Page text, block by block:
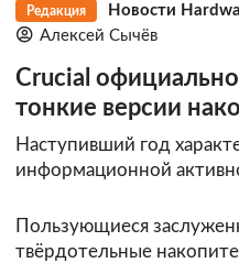
Редакция Новости
Алексей Сычёв
Crucial
тонкие версии
Наступивший год
информационной
Пользующиеся
твёрдотельные